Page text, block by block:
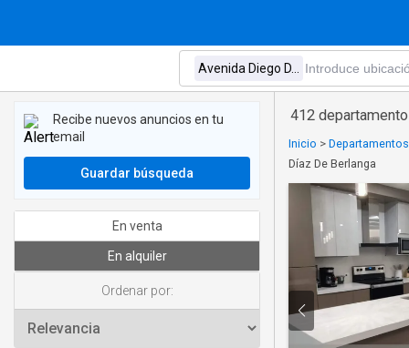
412
Inicio >
Díaz De Berlanga
Recibe nuevos anuncios en tu
email
Guardar búsqueda
En venta
En alquiler
Ordenar por: